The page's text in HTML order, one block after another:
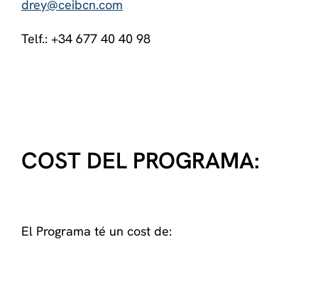
drey@ceibcn.com
Telf.: +34 677 40 40 98
COST DEL PROGRAMA:
El Programa té un cost de: